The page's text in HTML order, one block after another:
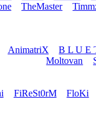
TheMaster
AnimatriX
B L U E
Moltovan
FiReSt0rM FloKi